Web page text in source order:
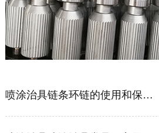
喷涂治具链条环链的使用和保养维护